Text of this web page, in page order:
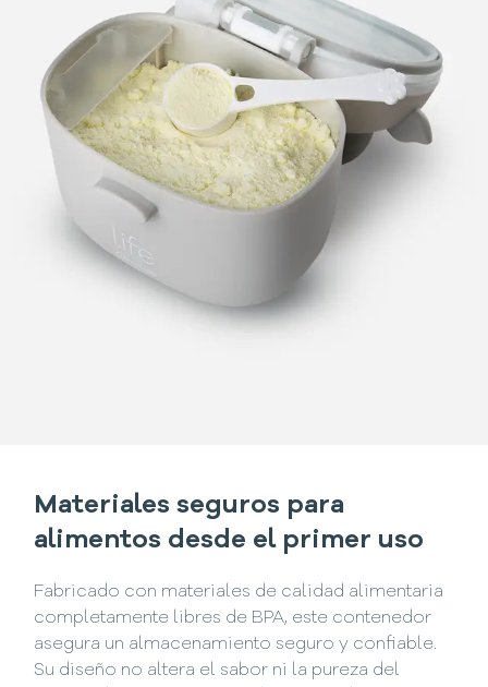
Materiales seguros para
alimentos desde el primer uso
Fabricado con materiales de calidad alimentaria
completamente libres de BPA, este contenedor
asegura un almacenamiento seguro y confiable.
Su diseño no altera el sabor ni la pureza del